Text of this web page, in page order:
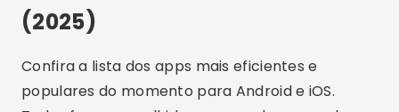
Disponibilidade:
completas de 2025. Ele usa inteligência artificial
para identificar arquivos desnecessários, fotos